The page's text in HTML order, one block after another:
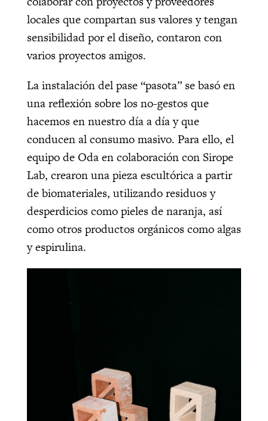
locales que compartan sus valores y tengan
sensibilidad por el diseño, contaron con
varios proyectos amigos.
La instalación del pase “pasota” se basó en
una reflexión sobre los no-gestos que
hacemos en nuestro día a día y que
conducen al consumo masivo. Para ello, el
equipo de Oda en colaboración con Sirope
Lab, crearon una pieza escultórica a partir
de biomateriales, utilizando residuos y
desperdicios como pieles de naranja, así
como otros productos orgánicos como algas
y espirulina.